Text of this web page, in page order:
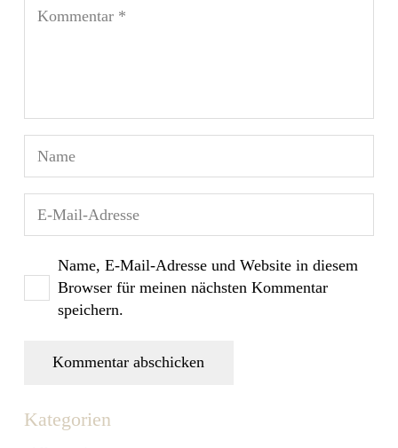
Name, E-Mail-Adresse und Website in diesem
Browser für meinen nächsten Kommentar
speichern.
Kommentar abschicken
Kategorien